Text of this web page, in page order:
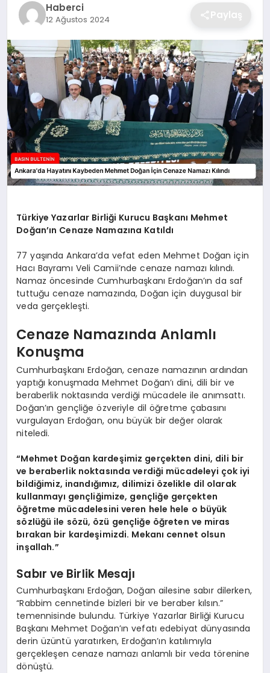
Haberci
12 Ağustos 2024 Paylaş
Türkiye Yazarlar Birliği Kurucu Başkanı Mehmet
Doğan’ın Cenaze Namazına Katıldı
77 yaşında Ankara’da vefat eden Mehmet Doğan için
Hacı Bayramı Veli Camii’nde cenaze namazı kılındı.
Namaz öncesinde Cumhurbaşkanı Erdoğan’ın da saf
tuttuğu cenaze namazında, Doğan için duygusal bir
veda gerçekleşti.
Cenaze Namazında Anlamlı
Konuşma
Cumhurbaşkanı Erdoğan, cenaze namazının ardından
yaptığı konuşmada Mehmet Doğan’ı dini, dili bir ve
beraberlik noktasında verdiği mücadele ile anımsattı.
Doğan’ın gençliğe özveriyle dil öğretme çabasını
vurgulayan Erdoğan, onu büyük bir değer olarak
niteledi.
“Mehmet Doğan kardeşimiz gerçekten dini, dili bir
ve beraberlik noktasında verdiği mücadeleyi çok iyi
bildiğimiz, inandığımız, dilimizi özelikle dil olarak
kullanmayı gençliğimize, gençliğe gerçekten
öğretme mücadelesini veren hele hele o büyük
sözlüğü ile sözü, özü gençliğe öğreten ve miras
bırakan bir kardeşimizdi. Mekanı cennet olsun
inşallah.”
Sabır ve Birlik Mesajı
Cumhurbaşkanı Erdoğan, Doğan ailesine sabır dilerken,
“Rabbim cennetinde bizleri bir ve beraber kılsın.”
temennisinde bulundu. Türkiye Yazarlar Birliği Kurucu
Başkanı Mehmet Doğan’ın vefatı edebiyat dünyasında
derin üzüntü yaratırken, Erdoğan’ın katılımıyla
gerçekleşen cenaze namazı anlamlı bir veda törenine
dönüştü.